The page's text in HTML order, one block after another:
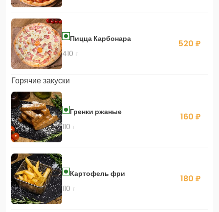
Пицца Карбонара
410 г
520 ₽
Горячие закуски
Гренки ржаные
110 г
160 ₽
Картофель фри
110 г
180 ₽